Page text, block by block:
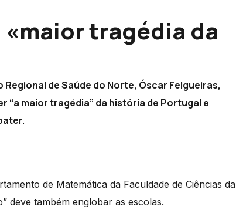
«maior tragédia da
de Saúde do Norte, Óscar Felgueiras,
“a maior tragédia” da história de Portugal e
de Matemática da Faculdade de Ciências da
deve também englobar as escolas.